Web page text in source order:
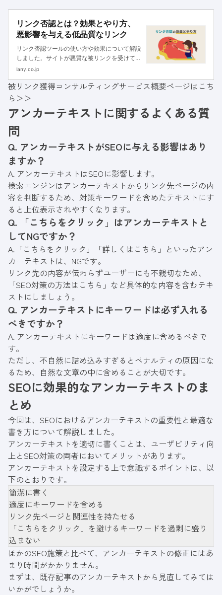
リンク否認とは？効果とやり方、
悪影響を与える低品質なリンク
リンク否認ツールの使い方や効果について解説
しました。サイトが悪質な被リンクを受けてし
まうと、ペナルティを受けてしまう可能性があ
否認ツールを使用しましょう。
lany.co.jp
被リンク獲得コンサルティングサービス概要ページはこち
ら＞＞
アンカーテキストに関するよくある質
問
Q. アンカーテキストがSEOに与える影響はあり
ますか？
A. アンカーテキストはSEOに影響します。
検索エンジンはアンカーテキストからリンク先ページの内
容を判断するため、対策キーワードを含めたテキストにす
ると上位表示されやすくなります。
Q. 「こちらをクリック」はアンカーテキストと
してNGですか？
A.「こちらをクリック」「詳しくはこちら」といったアン
カーテキストは、NGです。
リンク先の内容が伝わらずユーザーにも不親切なため、
「SEO対策の方法はこちら」など具体的な内容を含むテキ
ストにしましょう。
Q. アンカーテキストにキーワードは必ず入れる
べきですか？
A. アンカーテキストにキーワードは適度に含めるべきで
す。
ただし、不自然に詰め込みすぎるとペナルティの原因にな
るため、自然な文章の中に含めることが大切です。
SEOに効果的なアンカーテキストのま
とめ
今回は、SEOにおけるアンカーテキストの重要性と最適な
書き方について解説しました。
アンカーテキストを適切に書くことは、ユーザビリティ向
上とSEO対策の両者においてメリットがあります。
アンカーテキストを設定する上で意識するポイントは、以
下のとおりです。
簡潔に書く
適度にキーワードを含める
リンク先ページと関連性を持たせる
「こちらをクリック」を避けるキーワードを過剰に盛り
込まない
ほかのSEO施策と比べて、アンカーテキストの修正にはあ
まり時間がかかりません。
まずは、既存記事のアンカーテキストから見直してみては
いかがでしょうか。